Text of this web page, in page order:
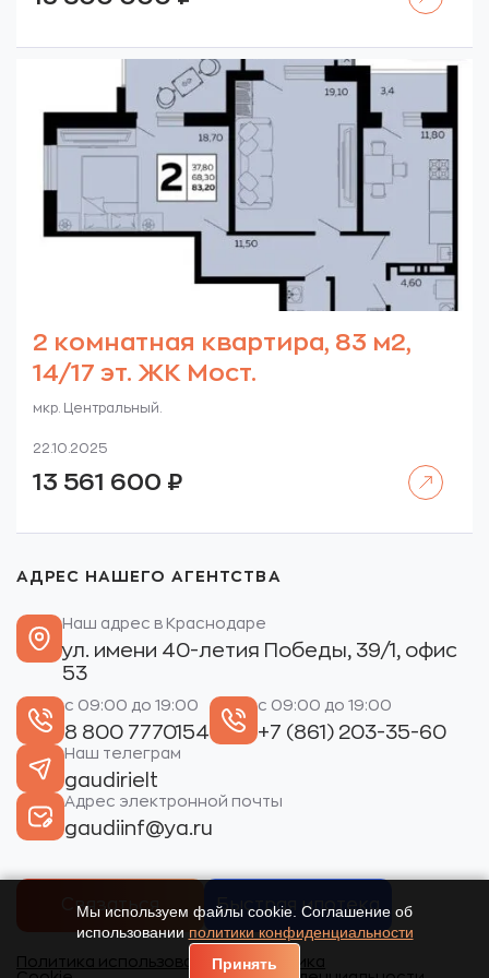
2 комнатная квартира, 83 м2,
14/17 эт. ЖК Мост.
мкр. Центральный.
22.10.2025
13 561 600 ₽
АДРЕС НАШЕГО АГЕНТСТВА
Наш адрес в Краснодаре
ул. имени 40-летия Победы, 39/1, офис
53
с 09:00 до 19:00
8 800 7770154
с 09:00 до 19:00
+7 (861) 203-35-60
Наш телеграм
gaudirielt
Адрес электронной почты
gaudiinf@ya.ru
Связаться Быстрая ипотека
Политика использования
Политика
Мы используем файлы cookie. Соглашение об
использовании политики конфиденциальности
Принять